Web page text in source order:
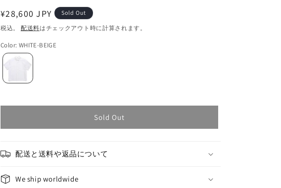
通
常
価
格
¥28,600 JPY Sold Out
税込。 配送料はチェックアウト時に計算されます。
Color: WHITE-BEIGE
Sold Out
配送と送料や返品について
We ship worldwide